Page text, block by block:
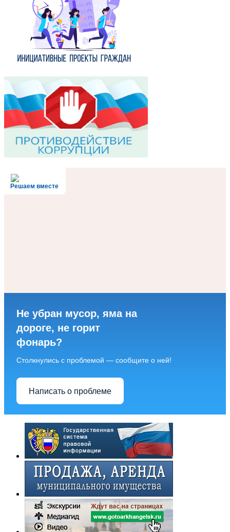
Решаем вместе
Не убран мусор, яма на
дороге, не горит
фонарь?
Столкнулись с проблемой — сообщите о ней!
Написать о проблеме